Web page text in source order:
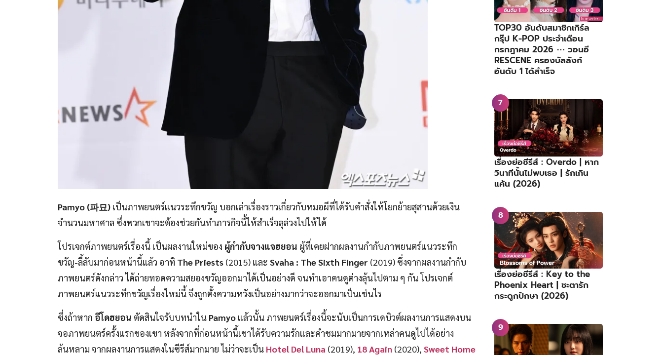
Pamyo (파묘) เป็นภาพยนตร์แนวระทึกขวัญ บอกเล่าเรื่องราวเกี่ยวกับหมอผีที่ได้รับคำสั่งให้โยกย้ายสุสานด้วยเงิน
จำนวนมหาศาล ซึ่งพวกเขาจะต้องช่วยกันทำภารกิจนี้ให้สำเร็จลุล่วงไปให้ได้
โปรเจกต์ภาพยนตร์เรื่องนี้ เป็นผลงานใหม่ของ ผู้กำกับจางแจฮยอน ผู้ที่เคยฝากผลงานกำกับภาพยนตร์แนวระทึก
ขวัญ-ลี้ลับมาก่อนหน้านี้แล้ว อาทิ The Priests (2015) และ Svaha : The Sixth Finger (2019) ซึ่งจากผลงานกำกับ
ภาพยนตร์ดังกล่าว ได้ถ่ายทอดความสยองขวัญออกมาได้เป็นอย่างดี จนทำเอาคนดูต่างลุ้นไปตาม ๆ กัน โปรเจกต์
ภาพยนตร์แนวระทึกขวัญเรื่องใหม่นี้ จึงถูกตั้งความหวังเป็นอย่างมากว่าจะออกมาเป็นเช่นไร
ซึ่งถ้าหาก อีโดฮยอน ตัดสินใจรับบทนำใน Pamyo แล้วนั้น ภาพยนตร์เรื่องนี้จะนับเป็นการเดบิวต์ผลงานการแสดงบน
จอภาพยนตร์ครั้งแรกของเขา หลังจากที่ก่อนหน้านี้เขาได้รับความรักและคำชมมากมายจากเหล่าคนดูไปได้อย่าง
ล้นหลาม จากผลงานการแสดงในซีรีส์มากมาย ไม่ว่าจะเป็น Hotel Del Luna (2019), 18 Again (2020), Sweet Home
TOP30 อันดับสมาชิกเกิร์ล
กรุ๊ป K-POP ประจำเดือน
กรกฎาคม 2026 ⋯ วอนอี
RESCENE ครองบัลลังก์
อันดับ 1 ได้สำเร็จ
เรื่องย่อซีรีส์ : Overdo | หาก
วินาทีนั้นไม่พบเธอ | รักเกิน
แค้น (2026)
เรื่องย่อซีรีส์ : Key to the
Phoenix Heart | ชะตารัก
กระดูกปักษา (2026)